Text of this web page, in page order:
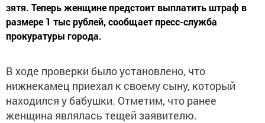
зятя. Теперь женщине предстоит выплатить штраф в
размере 1 тыс рублей, сообщает пресс-служба
прокуратуры города.
В ходе проверки было установлено, что
нижнекамец приехал к своему сыну, который
находился у бабушки. Отметим, что ранее
женщина являлась тещей заявителю.